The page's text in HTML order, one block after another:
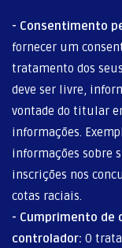
- Consentimento
fornecer um
tratamento dos
deve ser livre,
vontade do titular
informações.
informações sobre
inscrições nos
cotas raciais.
- Cumprimento de
controlador: O